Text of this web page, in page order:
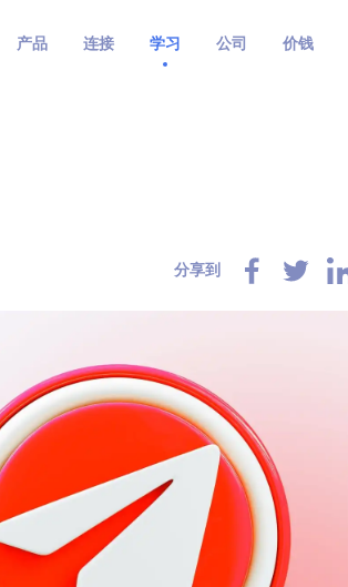
产品 连接 学习 公司 价钱
分享到